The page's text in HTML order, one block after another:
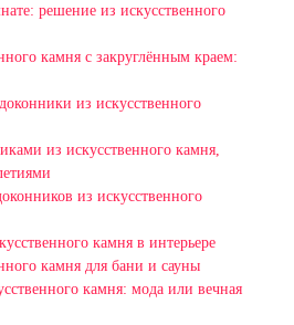
решение из искусственного
камня с закруглённым краем:
из искусственного
из искусственного камня,
из искусственного
камня в интерьере
камня для бани и сауны
камня: мода или вечная